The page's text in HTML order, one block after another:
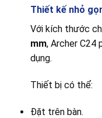
Thiết kế nhỏ
Với kích thước
mm, Archer C24
dụng.
Thiết bị có thể:
Đặt trên bàn.